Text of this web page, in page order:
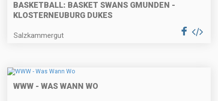
BASKETBALL: BASKET SWANS GMUNDEN -
KLOSTERNEUBURG DUKES
Salzkammergut
WWW - WAS WANN WO